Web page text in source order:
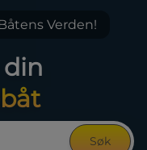
Verden!
Søk